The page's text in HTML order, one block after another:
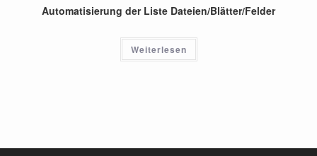
Automatisierung der Liste Dateien/Blätter/Felder
Weiterlesen